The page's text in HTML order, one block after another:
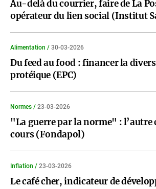
Au-delà du courrier, faire de La
opérateur du lien social (Institut
Alimentation / 30-03-2026
Du feed au food : financer la
protéique (EPC)
Normes / 23-03-2026
"La guerre par la norme" :
cours (Fondapol)
Inflation / 23-03-2026
Le café cher, indicateur de